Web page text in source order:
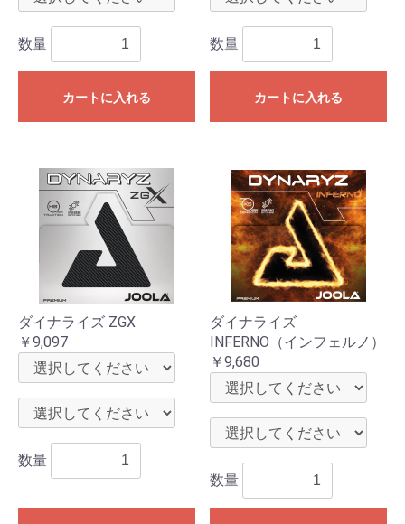
数量
カートに入れる
数量
カートに入れる
ダイナライズ ZGX
￥9,097
数量
ダイナライズ
INFERNO（インフェルノ）
￥9,680
数量